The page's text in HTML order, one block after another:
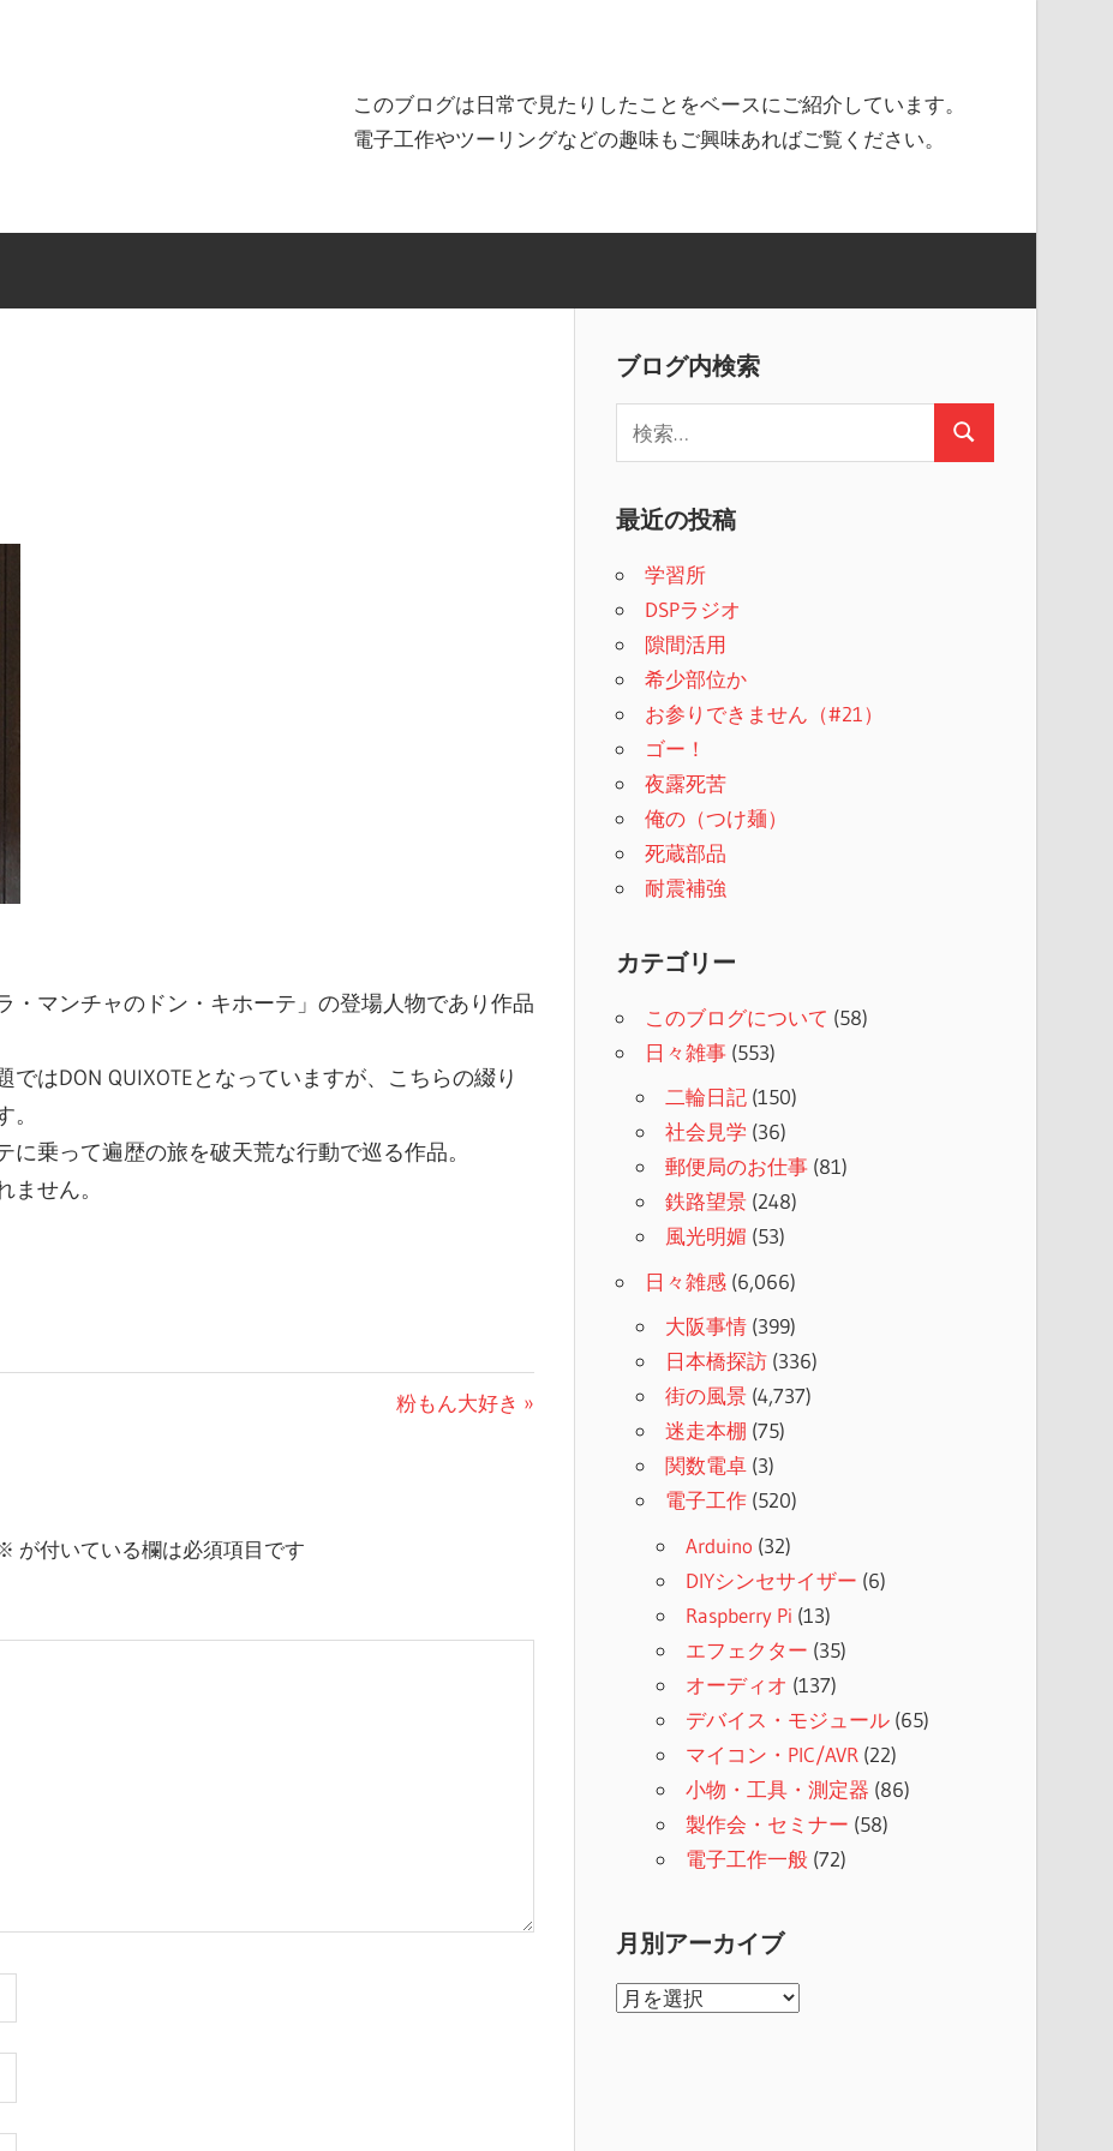
このブログは日常で見たりしたことをベースにご紹介しています。
電子工作やツーリングなどの趣味もご興味あればご覧ください。
マンチャのドン・キホーテ」の登場人物であり作品
ではDON QUIXOTEとなっていますが、こちらの綴り
乗って遍歴の旅を破天荒な行動で巡る作品。
せん。
次
粉もん大好き
が付いている欄は必須項目です
ブログ内検索
索
検
最近の投稿
学習所
DSPラジオ
隙間活用
希少部位か
お参りできません（#21）
ゴー！
夜露死苦
俺の（つけ麺）
死蔵部品
耐震補強
カテゴリー
このブログについて (58)
日々雑事 (553)
二輪日記 (150)
社会見学 (36)
郵便局のお仕事 (81)
鉄路望景 (248)
風光明媚 (53)
日々雑感 (6,066)
大阪事情 (399)
日本橋探訪 (336)
街の風景 (4,737)
迷走本棚 (75)
関数電卓 (3)
電子工作 (520)
Arduino (32)
DIYシンセサイザー (6)
Raspberry Pi (13)
エフェクター (35)
オーディオ (137)
デバイス・モジュール (65)
マイコン・PIC/AVR (22)
小物・工具・測定器 (86)
製作会・セミナー (58)
電子工作一般 (72)
月別アーカイブ
月